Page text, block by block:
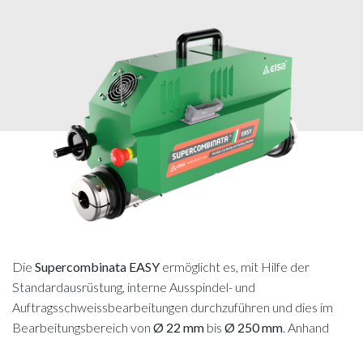
Die Supercombinata EASY ermöglicht es, mit Hilfe der
Standardausrüstung, interne Ausspindel- und
Auftragsschweissbearbeitungen durchzuführen und dies im
Bearbeitungsbereich von Ø 22 mm bis Ø 250 mm. Anhand